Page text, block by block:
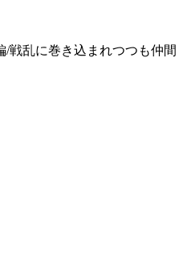
/戦乱に巻き込まれつつも仲間